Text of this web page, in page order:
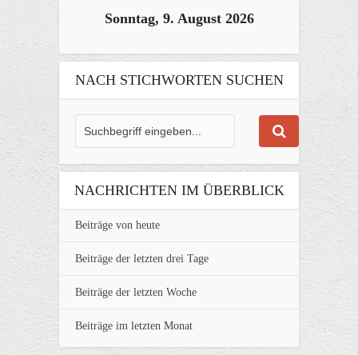
Sonntag, 9. August 2026
NACH STICHWORTEN SUCHEN
NACHRICHTEN IM ÜBERBLICK
Beiträge von heute
Beiträge der letzten drei Tage
Beiträge der letzten Woche
Beiträge im letzten Monat